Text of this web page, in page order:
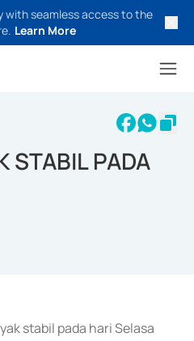
seamless access to the
Learn More
STABIL PADA
stabil pada hari Selasa